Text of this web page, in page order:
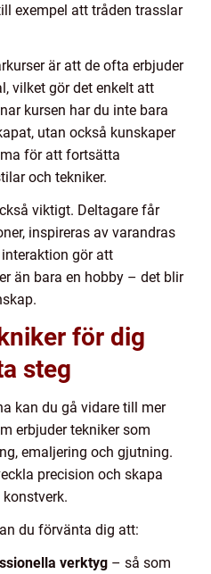
exempel att tråden trasslar
är att de ofta erbjuder
vilket gör det enkelt att
kursen har du inte bara
utan också kunskaper
för att fortsätta
och tekniker.
viktigt. Deltagare får
inspireras av varandras
gör att
än bara en hobby – det blir
för dig
steg
kan du gå vidare till mer
erbjuder tekniker som
emaljering och gjutning.
precision och skapa
du förvänta dig att:
verktyg – så som